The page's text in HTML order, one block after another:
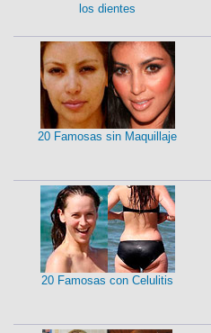
los dientes
20 Famosas sin Maquillaje
20 Famosas con Celulitis